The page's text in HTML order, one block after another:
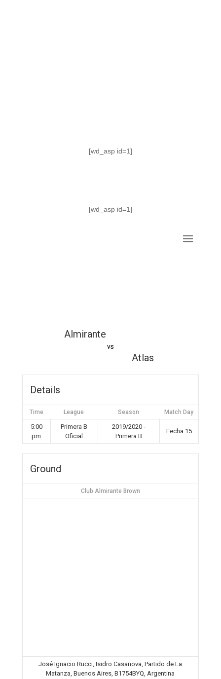
[wd_asp id=1]
[wd_asp id=1]
Almirante
vs
Atlas
Details
Time League Season Match Day
5:00
pm
Primera B
Oficial
2019/2020 -
Primera B
Fecha 15
Ground
Club Almirante Brown
José Ignacio Rucci, Isidro Casanova, Partido de La
Matanza, Buenos Aires, B1754BYQ, Argentina